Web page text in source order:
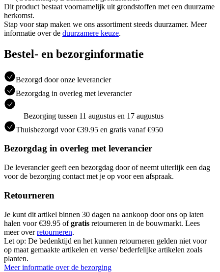
Dit product bestaat voornamelijk uit grondstoffen met een duurzame
herkomst.
Stap voor stap maken we ons assortiment steeds duurzamer. Meer
informatie over de duurzamere keuze.
Bestel- en bezorginformatie
Bezorgd door onze leverancier
Bezorgdag in overleg met leverancier
Bezorging tussen 11 augustus en 17 augustus
Thuisbezorgd voor €39.95 en gratis vanaf €950
Bezorgdag in overleg met leverancier
De leverancier geeft een bezorgdag door of neemt uiterlijk een dag
voor de bezorging contact met je op voor een afspraak.
Retourneren
Je kunt dit artikel binnen 30 dagen na aankoop door ons op laten
halen voor €39.95 ofgratis retourneren in de bouwmarkt. Lees
meer overretourneren.
Let op: De bedenktijd en het kunnen retourneren gelden niet voor
op maat gemaakte artikelen en verse/ bederfelijke artikelen zoals
planten.
Meer informatie over de bezorging